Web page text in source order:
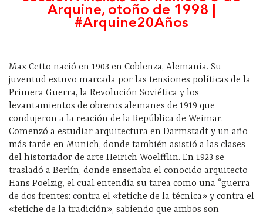
Arquine, otoño de 1998 |
#Arquine20Años
Max Cetto nació en 1903 en Coblenza, Alemania. Su
juventud estuvo marcada por las tensiones políticas de la
Primera Guerra, la Revolución Soviética y los
levantamientos de obreros alemanes de 1919 que
condujeron a la reación de la República de Weimar.
Comenzó a estudiar arquitectura en Darmstadt y un año
más tarde en Munich, donde también asistió a las clases
del historiador de arte Heirich Woelfflin. En 1923 se
trasladó a Berlín, donde enseñaba el conocido arquitecto
Hans Poelzig, el cual entendía su tarea como una “guerra
de dos frentes: contra el «fetiche de la técnica» y contra el
«fetiche de la tradición», sabiendo que ambos son